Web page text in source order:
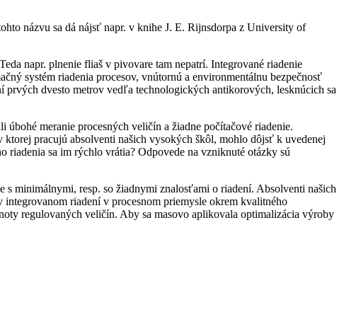
názvu sa dá nájsť napr. v knihe J. E. Rijnsdorpa z University of
napr. plnenie fliaš v pivovare tam nepatrí. Integrované riadenie
systém riadenia procesov, vnútornú a environmentálnu bezpečnosť
dvesto metrov vedľa technologických antikorových, lesknúcich sa
meranie procesných veličín a žiadne počítačové riadenie.
pracujú absolventi našich vysokých škôl, mohlo dôjsť k uvedenej
sa im rýchlo vrátia? Odpovede na vzniknuté otázky sú
minimálnymi, resp. so žiadnymi znalosťami o riadení. Absolventi našich
riadení v procesnom priemysle okrem kvalitného
regulovaných veličín. Aby sa masovo aplikovala optimalizácia výroby